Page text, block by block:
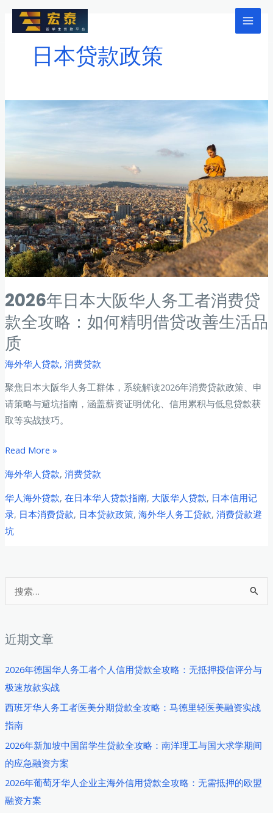
Main
索
近期文章
2026年德国华人务工者个人信用贷款全攻略：无抵押授信评分与
极速放款实战
西班牙华人务工者医美分期贷款全攻略：马德里轻医美融资实战
指南
2026年新加坡中国留学生贷款全攻略：南洋理工与国大求学期间
的应急融资方案
2026年葡萄牙华人企业主海外信用贷款全攻略：无需抵押的欧盟
融资方案
日本贷款政策
2026年日本大阪华人务工者消费贷
款全攻略：如何精明借贷改善生活品
质
海外华人贷款, 消费贷款
聚焦日本大阪华人务工群体，系统解读2026年消费贷款政策、申
请策略与避坑指南，涵盖薪资证明优化、信用累积与低息贷款获
取等实战技巧。
2026
日
本
大
阪
务
消
费
贷
款
攻
略：
如
何
精
明
Read More »
海外华人贷款, 消费贷款
华人海外贷款, 在日本华人贷款指南, 大阪华人贷款, 日本信用记
录, 日本消费贷款, 日本贷款政策, 海外华人务工贷款, 消费贷款避
坑